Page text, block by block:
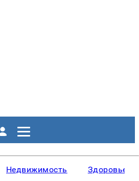
Недвижимость Здоровье